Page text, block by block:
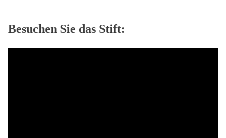
Besuchen Sie das Stift: